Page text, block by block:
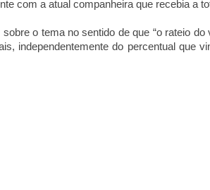
com a atual companheira que recebia a
o tema no sentido de que “o rateio
independentemente do percentual que